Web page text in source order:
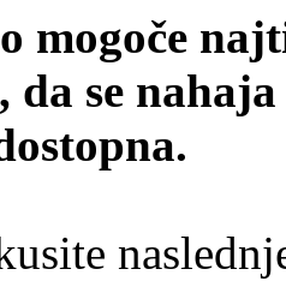
mogoče
da se